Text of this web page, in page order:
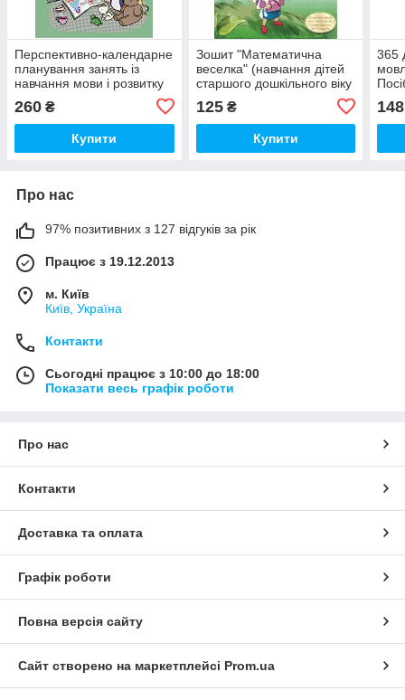
Перспективно-календарне
планування занять із
навчання мови і розвитку
мовлення дітей старшого
дошкільного віку
260 ₴
Купити
Зошит "Математична
веселка" (навчання дітей
старшого дошкільного віку
125₴
Купити
365
+ 58
148
Про нас
97% позитивних з 127 відгуків за рік
Працює з 19.12.2013
м. Київ
Київ, Україна
Контакти
Сьогодні працює з 10:00 до 18:00
Показати весь графік роботи
Про нас
Контакти
Доставка та оплата
Графік роботи
Повна версія сайту
Сайт створено на маркетплейсі Prom.ua